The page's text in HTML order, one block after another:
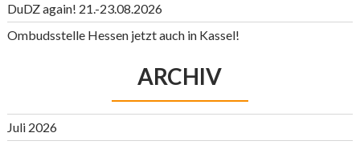
DuDZ again! 21.-23.08.2026
Ombudsstelle Hessen jetzt auch in Kassel!
ARCHIV
Juli 2026